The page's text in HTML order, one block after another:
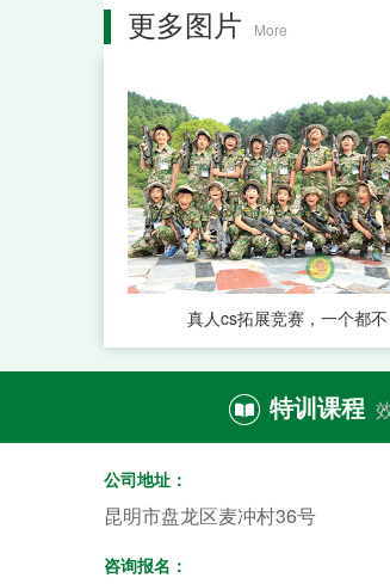
更多图片 More
真人cs拓展竞赛，一个都不
 特训课程
公司地址：
昆明市盘龙区麦冲村36号
咨询报名：